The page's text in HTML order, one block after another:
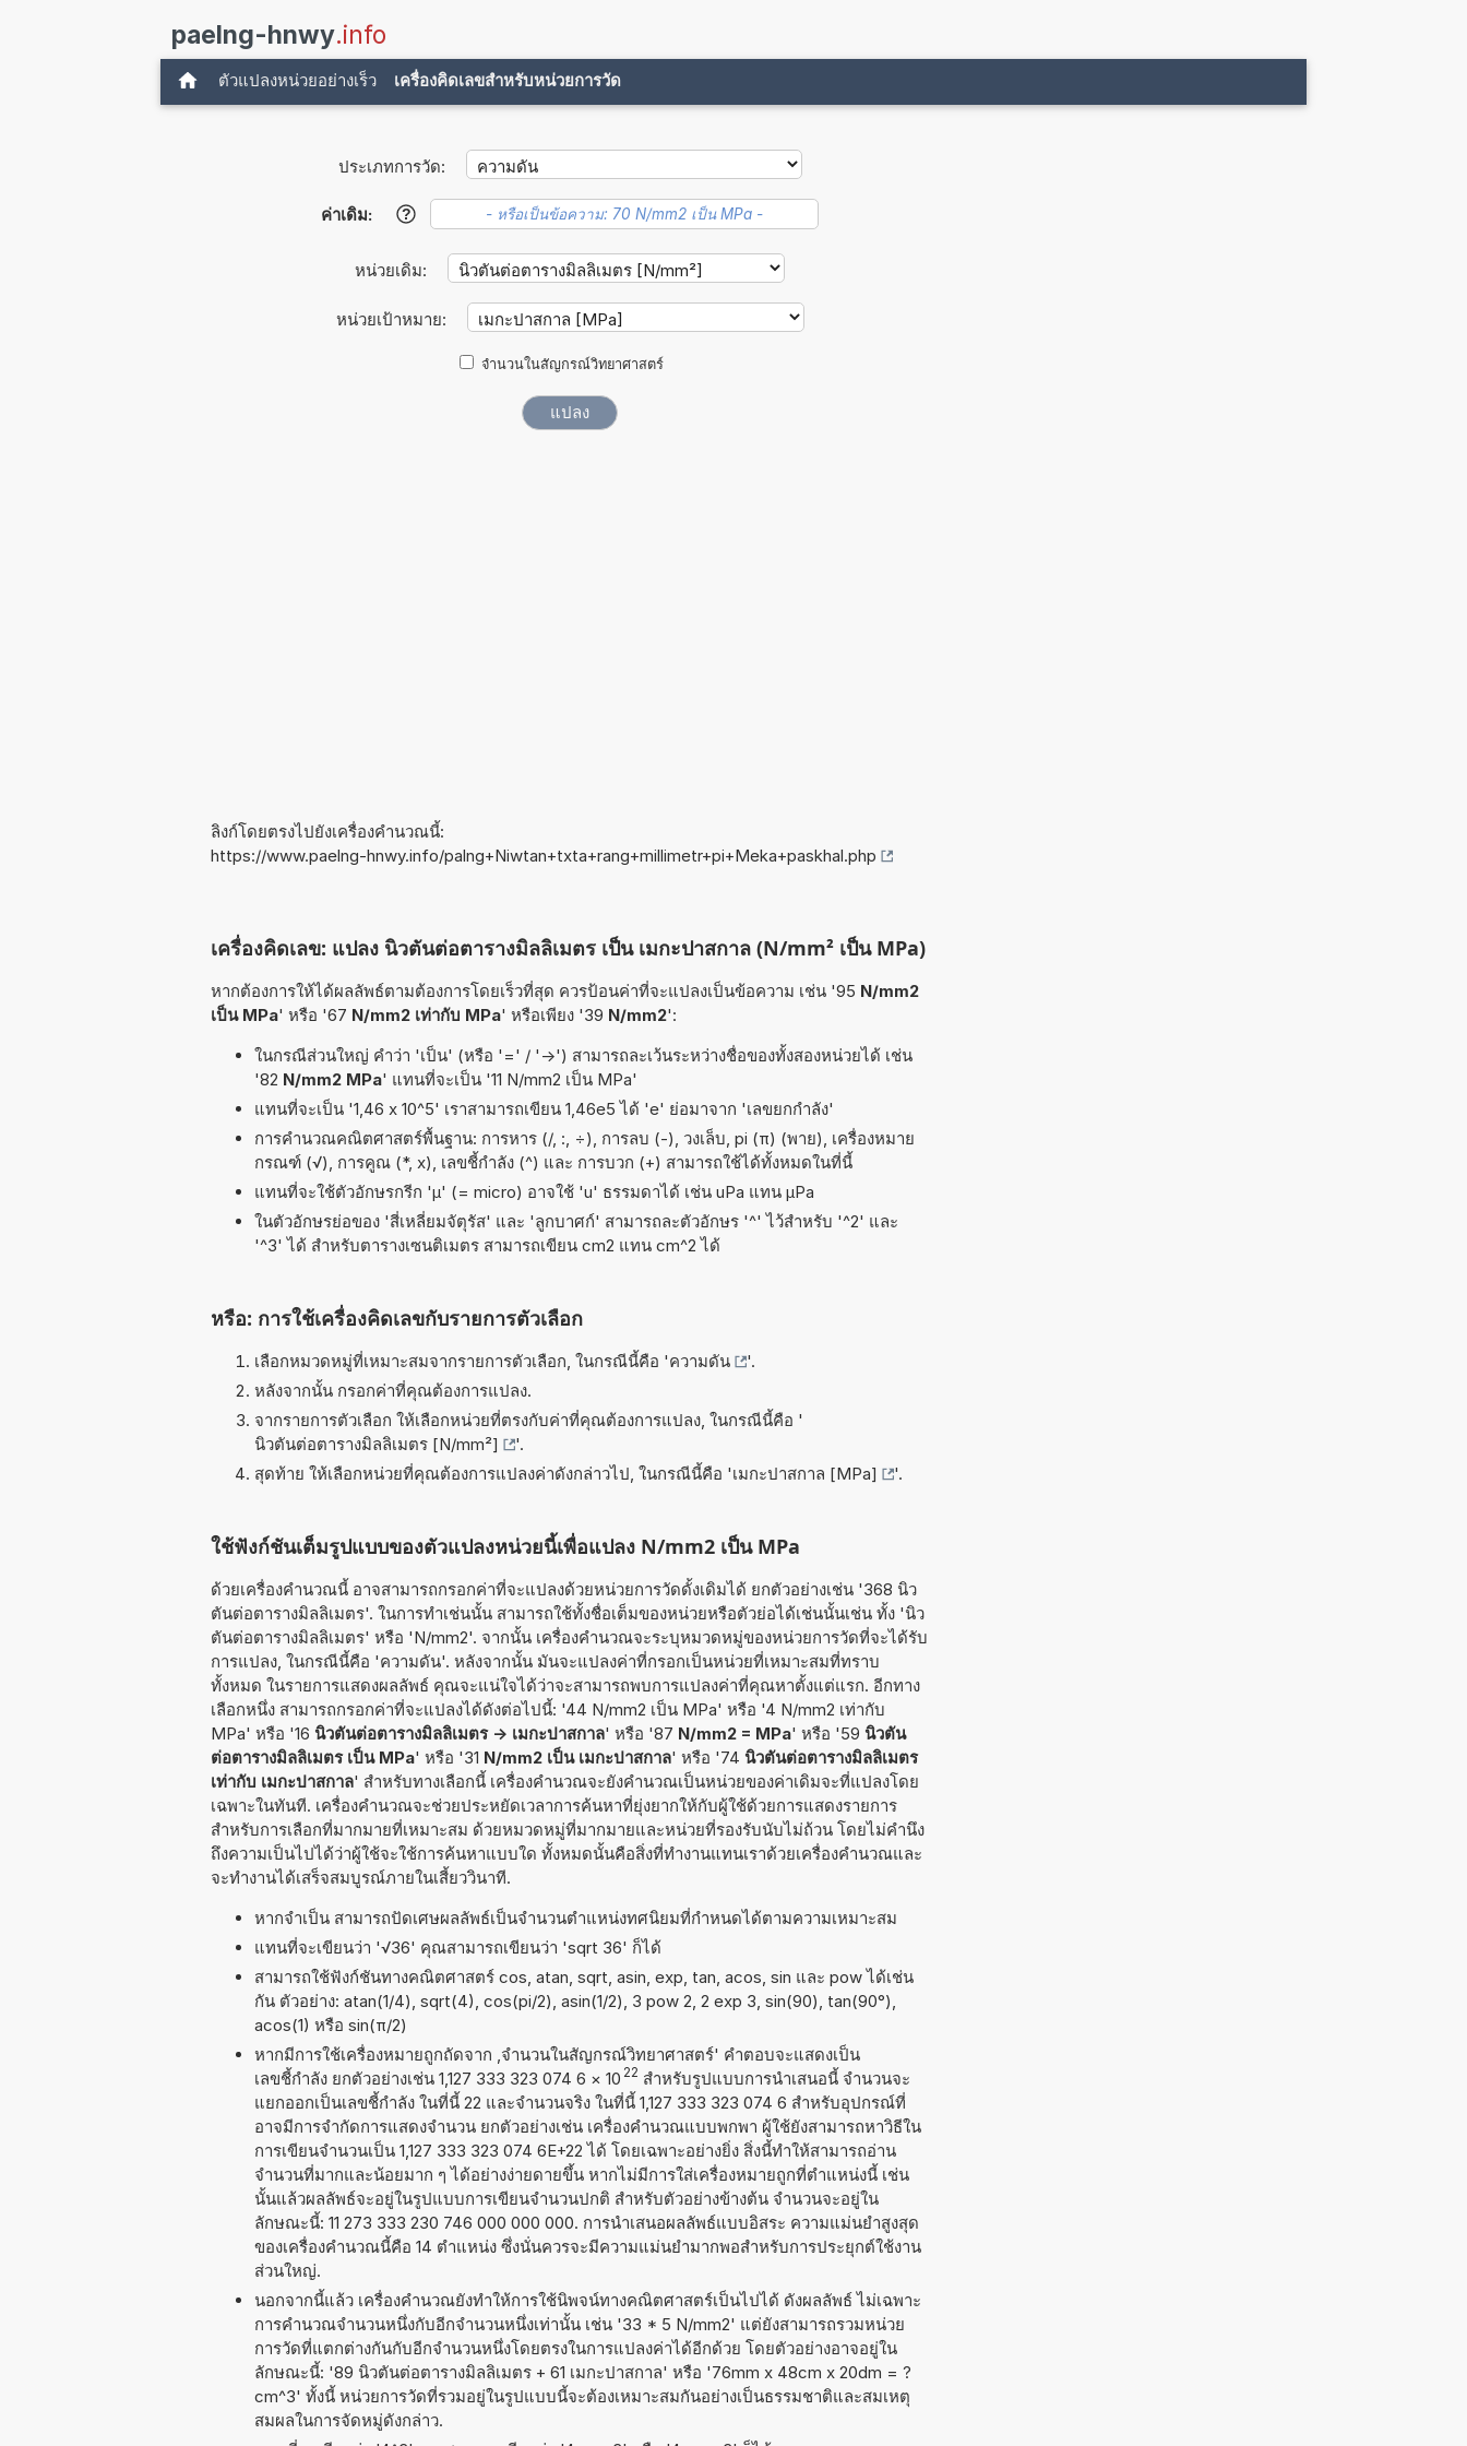
paelng-hnwy.info
ตัวแปลงหน่วยอย่างเร็ว เครื่องคิดเลขสำหรับหน่วยการวัด
ประเภทการวัด:
ค่าเดิม: ?
หน่วยเดิม:
หน่วยเป้าหมาย:
จำนวนในสัญกรณ์วิทยาศาสตร์
ลิงก์โดยตรงไปยังเครื่องคำนวณนี้:
https://www.paelng-hnwy.info/palng+Niwtan+txta+rang+millimetr+pi+Meka+paskhal.php
เครื่องคิดเลข: แปลง นิวตันต่อตารางมิลลิเมตร เป็น เมกะปาสกาล (N/mm² เป็น MPa)
หากต้องการให้ได้ผลลัพธ์ตามต้องการโดยเร็วที่สุด ควรป้อนค่าที่จะแปลงเป็นข้อความ เช่น '95 N/mm2
เป็น MPa' หรือ '67 N/mm2 เท่ากับ MPa' หรือเพียง '39 N/mm2':
ในกรณีส่วนใหญ่ คำว่า 'เป็น' (หรือ '=' / '->') สามารถละเว้นระหว่างชื่อของทั้งสองหน่วยได้ เช่น
'82 N/mm2 MPa' แทนที่จะเป็น '11 N/mm2 เป็น MPa'
แทนที่จะเป็น '1,46 x 10^5' เราสามารถเขียน 1,46e5 ได้ 'e' ย่อมาจาก 'เลขยกกำลัง'
การคำนวณคณิตศาสตร์พื้นฐาน: การหาร (/, :, ÷), การลบ (-), วงเล็บ, pi (π) (พาย), เครื่องหมาย
กรณฑ์ (√), การคูณ (*, x), เลขชี้กำลัง (^) และ การบวก (+) สามารถใช้ได้ทั้งหมดในที่นี้
แทนที่จะใช้ตัวอักษรกรีก 'µ' (= micro) อาจใช้ 'u' ธรรมดาได้ เช่น uPa แทน µPa
ในตัวอักษรย่อของ 'สี่เหลี่ยมจัตุรัส' และ 'ลูกบาศก์' สามารถละตัวอักษร '^' ไว้สำหรับ '^2' และ
'^3' ได้ สำหรับตารางเซนติเมตร สามารถเขียน cm2 แทน cm^2 ได้
หรือ: การใช้เครื่องคิดเลขกับรายการตัวเลือก
เลือกหมวดหมู่ที่เหมาะสมจากรายการตัวเลือก, ในกรณีนี้คือ 'ความดัน
'.
หลังจากนั้น กรอกค่าที่คุณต้องการแปลง.
จากรายการตัวเลือก ให้เลือกหน่วยที่ตรงกับค่าที่คุณต้องการแปลง, ในกรณีนี้คือ '
นิวตันต่อตารางมิลลิเมตร [N/mm²]
'.
สุดท้าย ให้เลือกหน่วยที่คุณต้องการแปลงค่าดังกล่าวไป, ในกรณีนี้คือ 'เมกะปาสกาล [MPa] '.
ใช้ฟังก์ชันเต็มรูปแบบของตัวแปลงหน่วยนี้เพื่อแปลง N/mm2 เป็น MPa
ด้วยเครื่องคำนวณนี้ อาจสามารถกรอกค่าที่จะแปลงด้วยหน่วยการวัดดั้งเดิมได้ ยกตัวอย่างเช่น '368 นิว
ตันต่อตารางมิลลิเมตร'. ในการทำเช่นนั้น สามารถใช้ทั้งชื่อเต็มของหน่วยหรือตัวย่อได้เช่นนั้นเช่น ทั้ง 'นิว
ตันต่อตารางมิลลิเมตร' หรือ 'N/mm2'. จากนั้น เครื่องคำนวณจะระบุหมวดหมู่ของหน่วยการวัดที่จะได้รับ
การแปลง, ในกรณีนี้คือ 'ความดัน'. หลังจากนั้น มันจะแปลงค่าที่กรอกเป็นหน่วยที่เหมาะสมที่ทราบ
ทั้งหมด ในรายการแสดงผลลัพธ์ คุณจะแน่ใจได้ว่าจะสามารถพบการแปลงค่าที่คุณหาตั้งแต่แรก. อีกทาง
เลือกหนึ่ง สามารถกรอกค่าที่จะแปลงได้ดังต่อไปนี้: '44 N/mm2 เป็น MPa' หรือ '4 N/mm2 เท่ากับ
MPa' หรือ '16 นิวตันต่อตารางมิลลิเมตร -> เมกะปาสกาล' หรือ '87 N/mm2 = MPa' หรือ '59 นิวตัน
ต่อตารางมิลลิเมตร เป็น MPa' หรือ '31 N/mm2 เป็น เมกะปาสกาล' หรือ '74 นิวตันต่อตารางมิลลิเมตร
เท่ากับ เมกะปาสกาล' สำหรับทางเลือกนี้ เครื่องคำนวณจะยังคำนวณเป็นหน่วยของค่าเดิมจะที่แปลงโดย
เฉพาะในทันที. เครื่องคำนวณจะช่วยประหยัดเวลาการค้นหาที่ยุ่งยากให้กับผู้ใช้ด้วยการแสดงรายการ
สำหรับการเลือกที่มากมายที่เหมาะสม ด้วยหมวดหมู่ที่มากมายและหน่วยที่รองรับนับไม่ถ้วน โดยไม่คำนึง
ถึงความเป็นไปได้ว่าผู้ใช้จะใช้การค้นหาแบบใด ทั้งหมดนั้นคือสิ่งที่ทำงานแทนเราด้วยเครื่องคำนวณและ
จะทำงานได้เสร็จสมบูรณ์ภายในเสี้ยววินาที.
หากจำเป็น สามารถปัดเศษผลลัพธ์เป็นจำนวนตำแหน่งทศนิยมที่กำหนดได้ตามความเหมาะสม
แทนที่จะเขียนว่า '√36' คุณสามารถเขียนว่า 'sqrt 36' ก็ได้
สามารถใช้ฟังก์ชันทางคณิตศาสตร์ cos, atan, sqrt, asin, exp, tan, acos, sin และ pow ได้เช่น
กัน ตัวอย่าง: atan(1/4), sqrt(4), cos(pi/2), asin(1/2), 3 pow 2, 2 exp 3, sin(90), tan(90°),
acos(1) หรือ sin(π/2)
หากมีการใช้เครื่องหมายถูกถัดจาก ,จำนวนในสัญกรณ์วิทยาศาสตร์' คำตอบจะแสดงเป็น
เลขชี้กำลัง ยกตัวอย่างเช่น 1,127 333 323 074 6 × 10 22 สำหรับรูปแบบการนำเสนอนี้ จำนวนจะ
แยกออกเป็นเลขชี้กำลัง ในที่นี้ 22 และจำนวนจริง ในที่นี้ 1,127 333 323 074 6 สำหรับอุปกรณ์ที่
อาจมีการจำกัดการแสดงจำนวน ยกตัวอย่างเช่น เครื่องคำนวณแบบพกพา ผู้ใช้ยังสามารถหาวิธีใน
การเขียนจำนวนเป็น 1,127 333 323 074 6E+22 ได้ โดยเฉพาะอย่างยิ่ง สิ่งนี้ทำให้สามารถอ่าน
จำนวนที่มากและน้อยมาก ๆ ได้อย่างง่ายดายขึ้น หากไม่มีการใส่เครื่องหมายถูกที่ตำแหน่งนี้ เช่น
นั้นแล้วผลลัพธ์จะอยู่ในรูปแบบการเขียนจำนวนปกติ สำหรับตัวอย่างข้างต้น จำนวนจะอยู่ใน
ลักษณะนี้: 11 273 333 230 746 000 000 000. การนำเสนอผลลัพธ์แบบอิสระ ความแม่นยำสูงสุด
ของเครื่องคำนวณนี้คือ 14 ตำแหน่ง ซึ่งนั่นควรจะมีความแม่นยำมากพอสำหรับการประยุกต์ใช้งาน
ส่วนใหญ่.
นอกจากนี้แล้ว เครื่องคำนวณยังทำให้การใช้นิพจน์ทางคณิตศาสตร์เป็นไปได้ ดังผลลัพธ์ ไม่เฉพาะ
การคำนวณจำนวนหนึ่งกับอีกจำนวนหนึ่งเท่านั้น เช่น '33 * 5 N/mm2' แต่ยังสามารถรวมหน่วย
การวัดที่แตกต่างกันกับอีกจำนวนหนึ่งโดยตรงในการแปลงค่าได้อีกด้วย โดยตัวอย่างอาจอยู่ใน
ลักษณะนี้: '89 นิวตันต่อตารางมิลลิเมตร + 61 เมกะปาสกาล' หรือ '76mm x 48cm x 20dm = ?
cm^3' ทั้งนี้ หน่วยการวัดที่รวมอยู่ในรูปแบบนี้จะต้องเหมาะสมกันอย่างเป็นธรรมชาติและสมเหตุ
สมผลในการจัดหมู่ดังกล่าว.